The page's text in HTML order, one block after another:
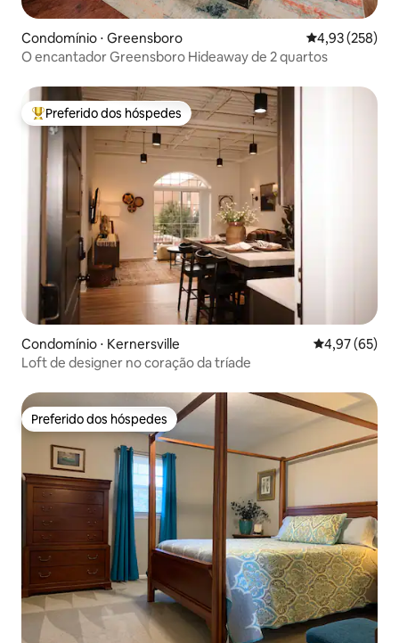
Condomínio ⋅ Greensboro 4,93 de uma
4,93 (258)
O encantador Greensboro Hideaway de 2 quartos
Entre os melhores preferidos dos hóspedes
Preferido dos hóspedes
Condomínio ⋅ Kernersville 4,97 de uma
4,97 (65)
Loft de designer no coração da tríade
Preferido dos hóspedes
Preferido dos hóspedes